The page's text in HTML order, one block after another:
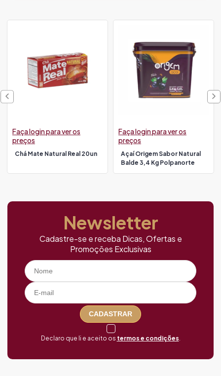
Chá Mate Natural Real 20un
Faça login para ver os
preços
Açaí Origem Sabor Natural
Balde 3,4 Kg Polpanorte
Faça login para ver os
preços
Newsletter
Cadastre-se e receba Dicas, Ofertas e
Promoções Exclusivas
CADASTRAR
Declaro que li e aceito os termos e condições